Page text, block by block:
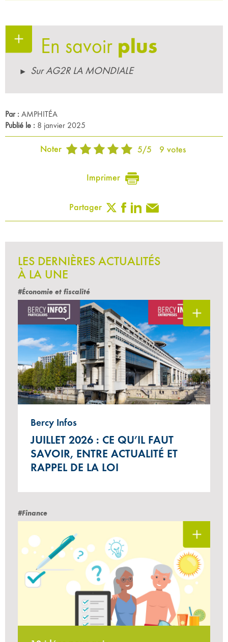
En savoir plus
Sur AG2R LA MONDIALE
Par : AMPHITÉA
Publié le : 8 janvier 2025
Noter 5/5 9 votes
Imprimer
Partager
LES DERNIÈRES ACTUALITÉS
À LA UNE
#Économie et fiscalité
Bercy Infos
JUILLET 2026 : CE QU’IL FAUT
SAVOIR, ENTRE ACTUALITÉ ET
RAPPEL DE LA LOI
#Finance